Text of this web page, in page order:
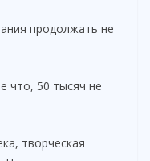
продолжать не
что, 50 тысяч не
творческая